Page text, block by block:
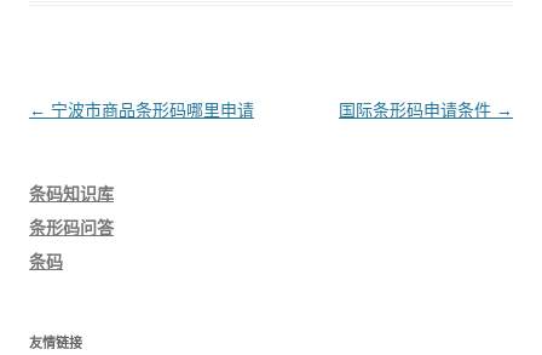
文
← 宁波市商品条形码哪里申请 国际条形码申请条件 →
条码知识库
条形码问答
条码
友情链接